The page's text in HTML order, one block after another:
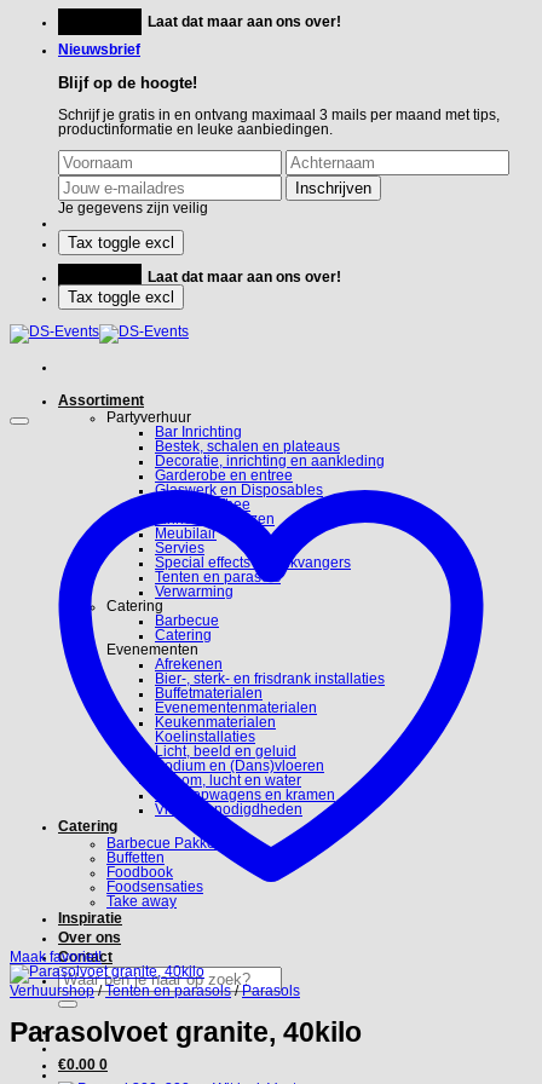
inhoud
Laat dat maar aan ons over!
Nieuwsbrief
Blijf op de hoogte!
Schrijf je gratis in en ontvang maximaal 3 mails per maand met tips,
productinformatie en leuke aanbiedingen.
Je gegevens zijn veilig
Laat dat maar aan ons over!
Assortiment
Partyverhuur
Bar Inrichting
Bestek, schalen en plateaus
Decoratie, inrichting en aankleding
Garderobe en entree
Glaswerk en Disposables
Koffie en Thee
Linnen en hoezen
Meubilair
Servies
Special effects en blikvangers
Tenten en parasols
Verwarming
Catering
Barbecue
Catering
Evenementen
Afrekenen
Bier-, sterk- en frisdrank installaties
Buffetmaterialen
Evenementenmaterialen
Keukenmaterialen
Koelinstallaties
Licht, beeld en geluid
Podium en (Dans)vloeren
Stroom, lucht en water
Verkoopwagens en kramen
Video benodigdheden
Catering
Barbecue Pakketten
Buffetten
Foodbook
Foodsensaties
Take away
Inspiratie
Over ons
Contact
Zoeken
naar:
€0.00 0
Maak favoriet!
Verhuurshop / Tenten en parasols / Parasols
Parasolvoet granite, 40kilo